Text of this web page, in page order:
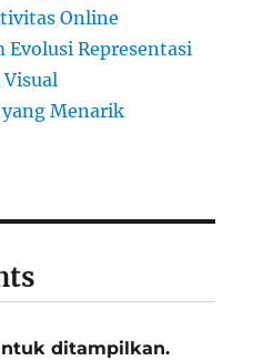
Online
Representasi
Visual
yang Menarik
ditampilkan.